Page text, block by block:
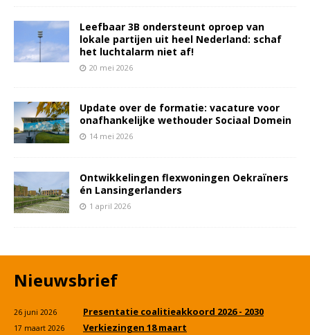
Leefbaar 3B ondersteunt oproep van
lokale partijen uit heel Nederland: schaf
het luchtalarm niet af!
20 mei 2026
Update over de formatie: vacature voor
onafhankelijke wethouder Sociaal Domein
14 mei 2026
Ontwikkelingen flexwoningen Oekraïners
én Lansingerlanders
1 april 2026
Nieuwsbrief
26 juni 2026 Presentatie coalitieakkoord 2026 - 2030
17 maart 2026 Verkiezingen 18 maart